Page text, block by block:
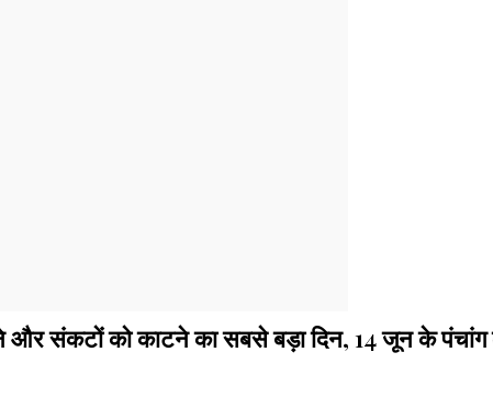
संकटों को काटने का सबसे बड़ा दिन, 14 जून के पंचांग